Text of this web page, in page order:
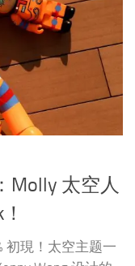
Molly 太空人
初現！太空主题一